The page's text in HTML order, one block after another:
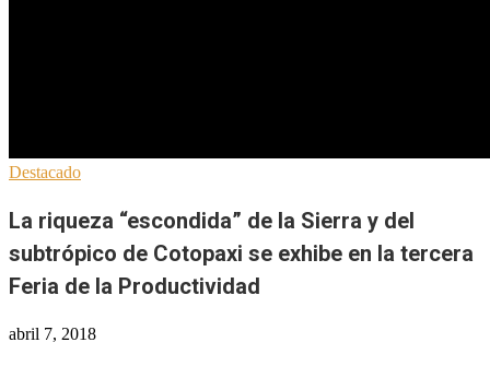
Destacado
La riqueza “escondida” de la Sierra y del
subtrópico de Cotopaxi se exhibe en la tercera
Feria de la Productividad
abril 7, 2018